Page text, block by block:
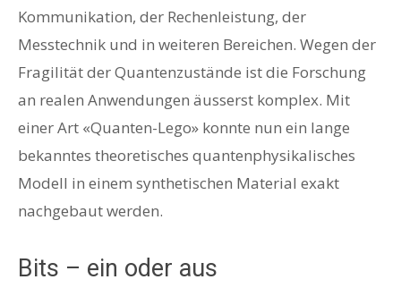
Kommunikation, der Rechenleistung, der
Messtechnik und in weiteren Bereichen. Wegen der
Fragilität der Quantenzustände ist die Forschung
an realen Anwendungen äusserst komplex. Mit
einer Art «Quanten-Lego» konnte nun ein lange
bekanntes theoretisches quantenphysikalisches
Modell in einem synthetischen Material exakt
nachgebaut werden.
Bits – ein oder aus